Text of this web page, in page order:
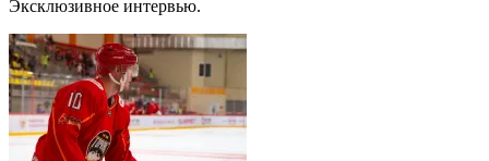
Эксклюзивное интервью.